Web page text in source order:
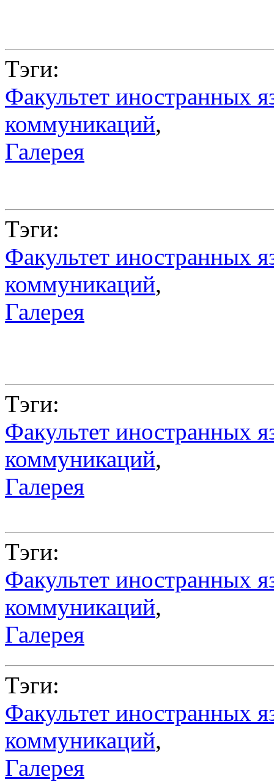
Тэги:
Факультет иностранных
коммуникаций,
Галерея
Тэги:
Факультет иностранных
коммуникаций,
Галерея
Тэги:
Факультет иностранных
коммуникаций,
Галерея
Тэги:
Факультет иностранных
коммуникаций,
Галерея
Тэги:
Факультет иностранных
коммуникаций,
Галерея